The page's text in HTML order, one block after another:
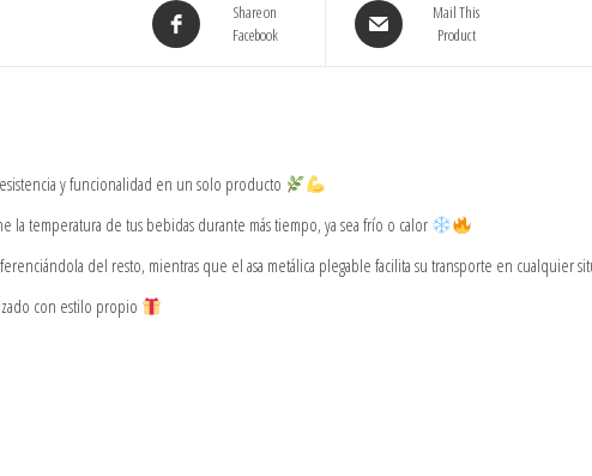
Share on
Facebook
Mail This
Product
y funcionalidad en un solo producto
temperatura de tus bebidas durante más tiempo, ya sea frío o calor
del resto, mientras que el asa metálica plegable facilita su transporte en cualquier
con estilo propio